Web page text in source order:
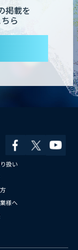
掲載を
ら
扱い
様へ